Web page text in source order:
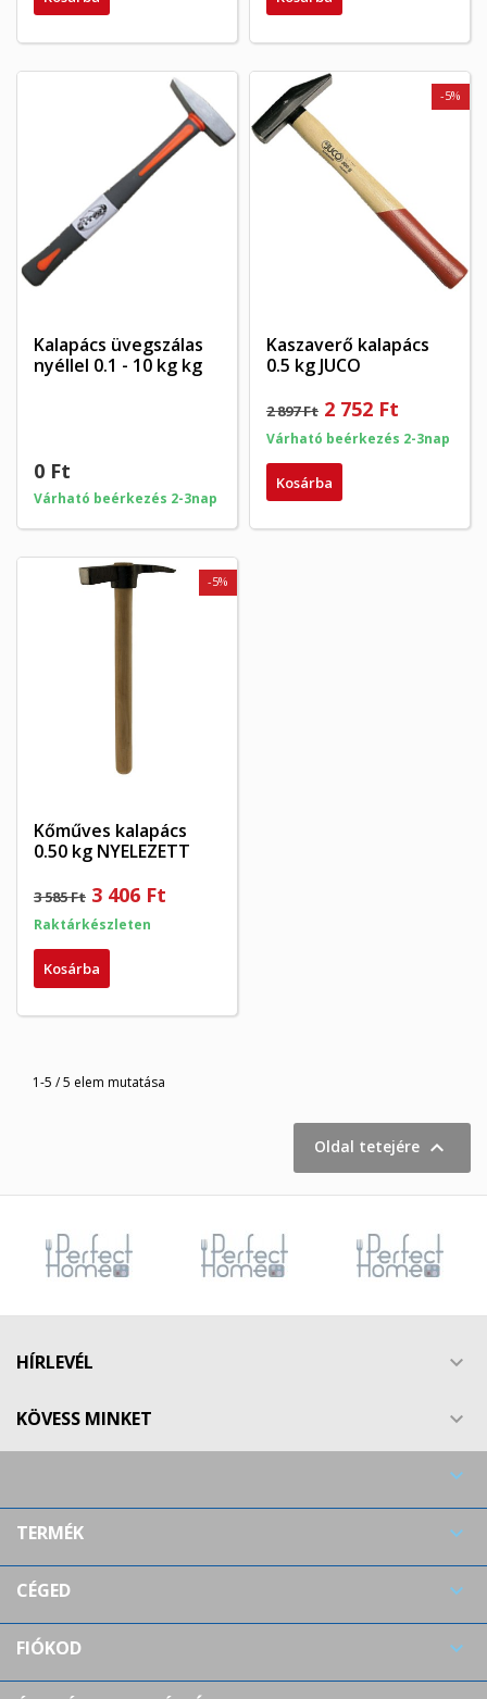
Kalapács üvegszálas
nyéllel 0.1 - 10 kg kg
0 Ft
Várható beérkezés 2-3nap
Kaszaverő kalapács
0.5 kg JUCO
2 897 Ft
-5%
2 752 Ft
Várható beérkezés 2-3nap
Kosárba
Kőműves kalapács
0.50 kg NYELEZETT
3 585 Ft
-5%
3 406 Ft
Raktárkészleten
Kosárba
1-5 / 5 elem mutatása
Oldal tetejére 
HÍRLEVÉL 
KÖVESS MINKET 

TERMÉK 
CÉGED 
FIÓKOD 
My wishlists
add_circle_outline Create new list
×
((confirmMessage))
((cancelText))
Kívánságlista létrehozása
Kívánságlista neve
Mégsem Kívánságlista létrehozása
×
Be kell jelentkezned a termékek kívánságlistába történő
mentéséhez.
Mégsem